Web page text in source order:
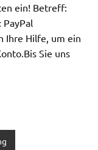
ein! Betreff:
Ihre Hilfe, um ein
Sie uns